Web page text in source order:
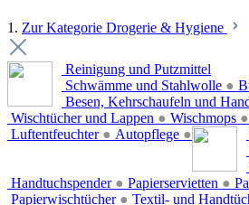
1. Zur Kategorie Drogerie & Hygiene
Reinigung und Putzmittel
Schwämme und Stahlwolle ●
Besen, Kehrschaufeln und
Wischtücher und Lappen ● Wischmops ●
Luftentfeuchter ● Autopflege ●
Handtuchspender ● Papierservietten ●
Papierwischtücher ● Textil- und